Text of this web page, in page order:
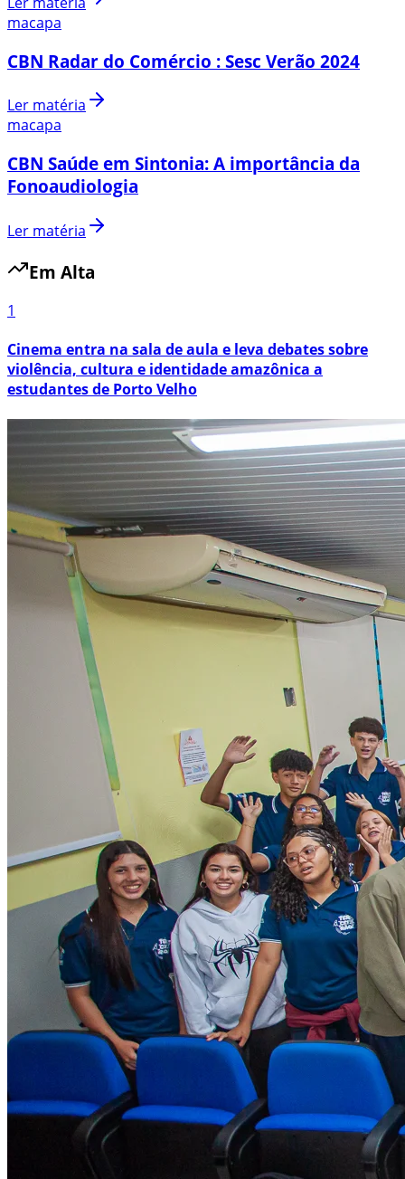
macapa
CBN Radar do Comércio : Sesc Verão 2024
Ler matéria
macapa
CBN Saúde em Sintonia: A importância da
Fonoaudiologia
Ler matéria
Em Alta
1
Cinema entra na sala de aula e leva debates sobre
violência, cultura e identidade amazônica a
estudantes de Porto Velho